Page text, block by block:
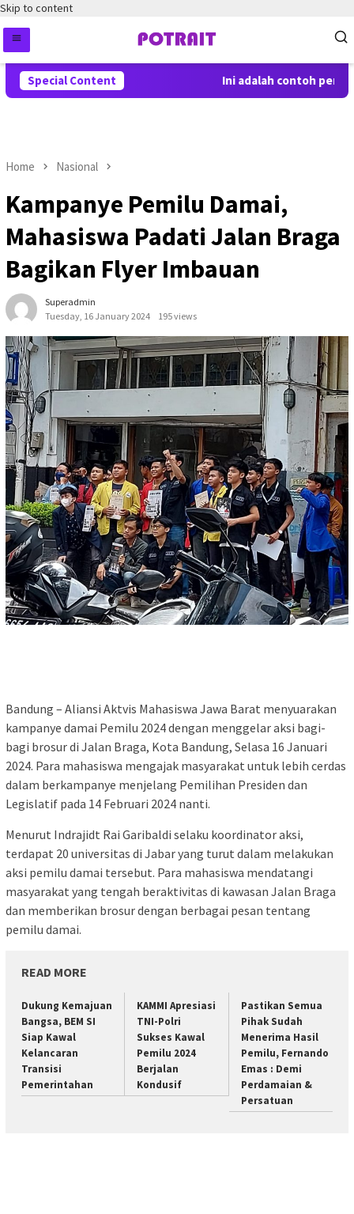
Skip to content
Special Content Ini adalah contoh
Home Nasional
Kampanye Pemilu Damai,
Mahasiswa Padati Jalan Braga
Bagikan Flyer Imbauan
Superadmin
Tuesday, 16 January 2024
195 views
Bandung – Aliansi Aktvis Mahasiswa Jawa Barat menyuarakan
kampanye damai Pemilu 2024 dengan menggelar aksi bagi-
bagi brosur di Jalan Braga, Kota Bandung, Selasa 16 Januari
2024. Para mahasiswa mengajak masyarakat untuk lebih cerdas
dalam berkampanye menjelang Pemilihan Presiden dan
Legislatif pada 14 Februari 2024 nanti.
Menurut Indrajidt Rai Garibaldi selaku koordinator aksi,
terdapat 20 universitas di Jabar yang turut dalam melakukan
aksi pemilu damai tersebut. Para mahasiswa mendatangi
masyarakat yang tengah beraktivitas di kawasan Jalan Braga
dan memberikan brosur dengan berbagai pesan tentang
pemilu damai.
READ MORE
Dukung Kemajuan
Bangsa, BEM SI
Siap Kawal
Kelancaran
Transisi
Pemerintahan
KAMMI Apresiasi
TNI-Polri
Sukses Kawal
Pemilu 2024
Berjalan
Kondusif
Pastikan Semua
Pihak Sudah
Menerima Hasil
Pemilu, Fernando
Emas : Demi
Perdamaian &
Persatuan